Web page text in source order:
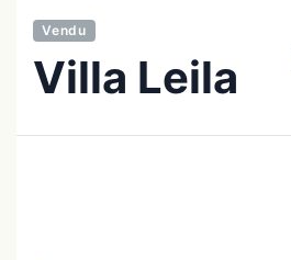
Vendu
Villa Leila